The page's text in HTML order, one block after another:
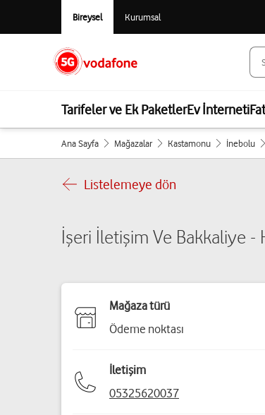
Bireysel Kurumsal
Tarifeler ve Ek PaketlerEv İnterneti
Ana Sayfa Mağazalar Kastamonu İnebolu
Listelemeye dön
İşeri İletişim Ve Bakkaliye -
Mağaza türü
Ödeme noktası
İletişim
05325620037